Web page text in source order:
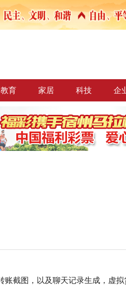
教育 家居 科技 企
截图，以及聊天记录生成，虚